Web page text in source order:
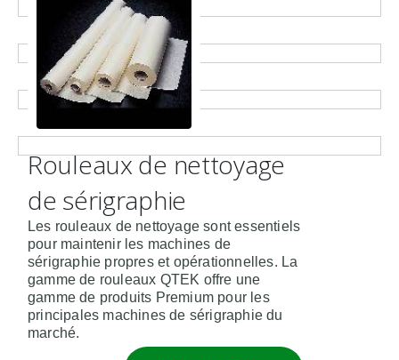
Rouleaux de nettoyage
de sérigraphie
Les rouleaux de nettoyage sont essentiels
pour maintenir les machines de
sérigraphie propres et opérationnelles. La
gamme de rouleaux QTEK offre une
gamme de produits Premium pour les
principales machines de sérigraphie du
marché.